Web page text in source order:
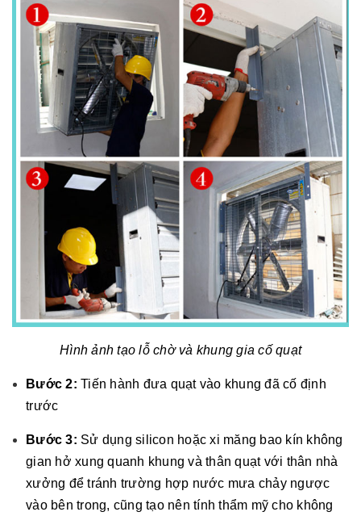
Hình ảnh tạo lỗ chờ và khung gia cố quạt
Bước 2: Tiến hành đưa quạt vào khung đã cố định
trước
Bước 3: Sử dụng silicon hoặc xi măng bao kín không
gian hở xung quanh khung và thân quạt với thân nhà
xưởng để tránh trường hợp nước mưa chảy ngược
vào bên trong, cũng tạo nên tính thẩm mỹ cho không